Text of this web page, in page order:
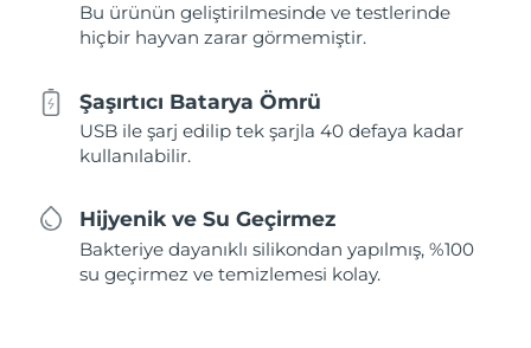
Bu ürünün geliştirilmesinde ve testlerinde
hiçbir hayvan zarar görmemiştir.
Şaşırtıcı Batarya Ömrü
USB ile şarj edilip tek şarjla 40 defaya kadar
kullanılabilir.
Hijyenik ve Su Geçirmez
Bakteriye dayanıklı silikondan yapılmış, %100
su geçirmez ve temizlemesi kolay.